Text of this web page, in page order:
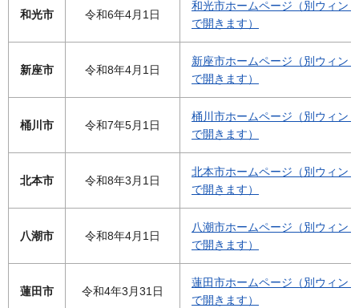
和光市 令和6年4月1日
和光市ホームページ（別ウィン
で開きます）
新座市 令和8年4月1日
新座市ホームページ（別ウィン
で開きます）
桶川市 令和7年5月1日
桶川市ホームページ（別ウィン
で開きます）
北本市 令和8年3月1日
北本市ホームページ（別ウィン
で開きます）
八潮市 令和8年4月1日
八潮市ホームページ（別ウィン
で開きます）
蓮田市 令和4年3月31日
蓮田市ホームページ（別ウィン
で開きます）